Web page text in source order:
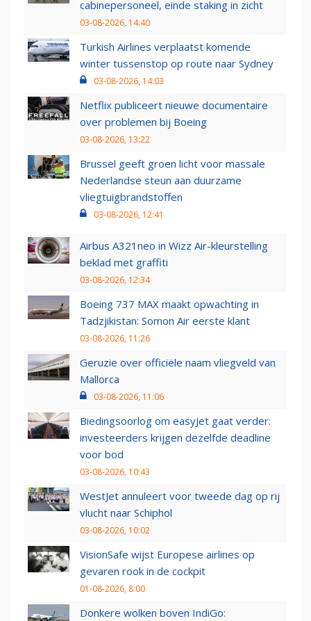
cabinepersoneel, einde staking in zicht
03-08-2026, 14:40
Turkish Airlines verplaatst komende
winter tussenstop op route naar Sydney
03-08-2026, 14:03
Netflix publiceert nieuwe documentaire
over problemen bij Boeing
03-08-2026, 13:22
Brussel geeft groen licht voor massale
Nederlandse steun aan duurzame
vliegtuigbrandstoffen
03-08-2026, 12:41
Airbus A321neo in Wizz Air-kleurstelling
beklad met graffiti
03-08-2026, 12:34
Boeing 737 MAX maakt opwachting in
Tadzjikistan: Somon Air eerste klant
03-08-2026, 11:26
Geruzie over officiële naam vliegveld van
Mallorca
03-08-2026, 11:06
Biedingsoorlog om easyJet gaat verder:
investeerders krijgen dezelfde deadline
voor bod
03-08-2026, 10:43
WestJet annuleert voor tweede dag op rij
vlucht naar Schiphol
03-08-2026, 10:02
VisionSafe wijst Europese airlines op
gevaren rook in de cockpit
01-08-2026, 8:00
Donkere wolken boven IndiGo: